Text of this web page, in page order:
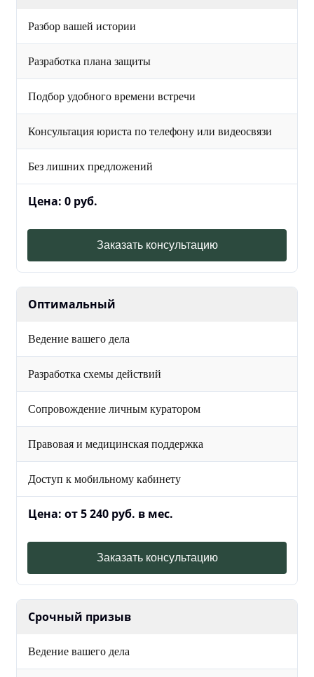
Разбор вашей истории
Разработка плана защиты
Подбор удобного времени встречи
Консультация юриста по телефону или видеосвязи
Без лишних предложений
Цена: 0 руб.
Заказать консультацию
Оптимальный
Ведение вашего дела
Разработка схемы действий
Сопровождение личным куратором
Правовая и медицинская поддержка
Доступ к мобильному кабинету
Цена: от 5 240 руб. в мес.
Заказать консультацию
Срочный призыв
Ведение вашего дела